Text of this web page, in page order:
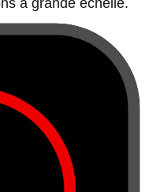
à grande échelle.